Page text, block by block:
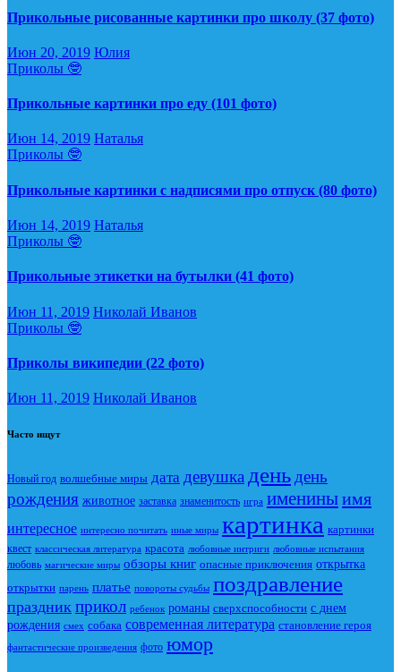
Прикольные рисованные картинки про школу (37 фото)
Июн 20, 2019 Юлия
Приколы 🤓
Прикольные картинки про еду (101 фото)
Июн 14, 2019 Наталья
Приколы 🤓
Прикольные картинки с надписями про отпуск (80 фото)
Июн 14, 2019 Наталья
Приколы 🤓
Прикольные этикетки на бутылки (41 фото)
Июн 11, 2019 Николай Иванов
Приколы 🤓
Приколы википедии (22 фото)
Июн 11, 2019 Николай Иванов
Часто ищут
Новый год волшебные миры дата девушка день день
рождения животное заставка знаменитость игра имениныимя
интересное интересно почитать иные миры картинка картинки
квест классическая литература красота любовные интриги любовные испытания
любовь магические миры обзоры книг опасные приключения открытка
открытки парень платье повороты судьбы поздравление
праздник прикол ребенок романы сверхспособности с днем
рождения смех собака современная литература становление героя
фантастические произведения фото юмор